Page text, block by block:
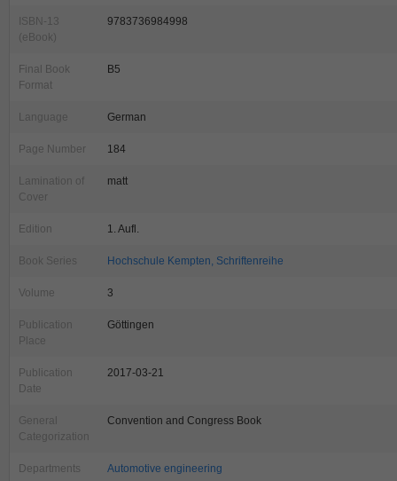
ISBN-13
(eBook)
9783736984998
Final Book
Format
B5
Language German
Page Number 184
Lamination of
Cover
matt
Edition 1. Aufl.
Book Series Hochschule Kempten, Schriftenreihe
Volume 3
Publication
Place
Göttingen
Publication
Date
2017-03-21
General
Categorization
Convention and Congress Book
Departments Automotive engineering